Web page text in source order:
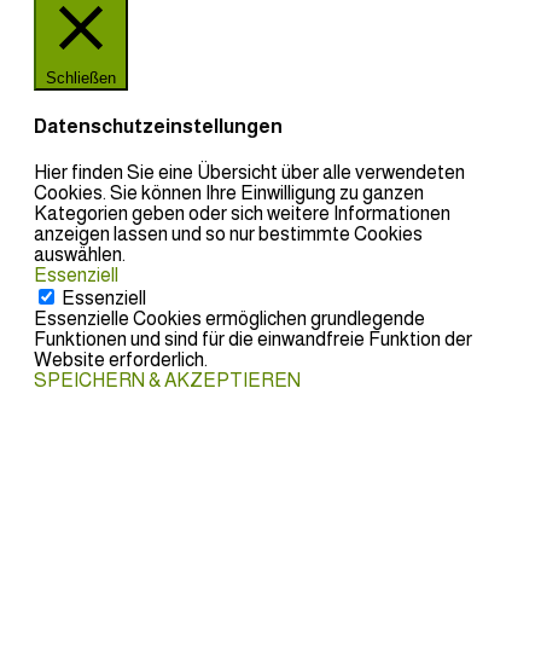
Schließen
Datenschutzeinstellungen
Hier finden Sie eine Übersicht über alle verwendeten
Cookies. Sie können Ihre Einwilligung zu ganzen
Kategorien geben oder sich weitere Informationen
anzeigen lassen und so nur bestimmte Cookies
auswählen.
Essenziell
Essenziell
Essenzielle Cookies ermöglichen grundlegende
Funktionen und sind für die einwandfreie Funktion der
Website erforderlich.
SPEICHERN & AKZEPTIEREN